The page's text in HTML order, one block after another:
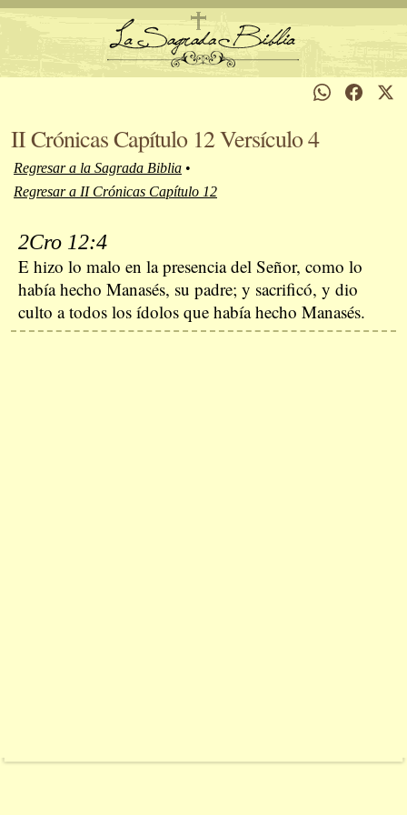
II Crónicas Capítulo 12 Versículo 4
Regresar a la Sagrada Biblia •
Regresar a II Crónicas Capítulo 12
2Cro 12:4
E hizo lo malo en la presencia del Señor, como lo
había hecho Manasés, su padre; y sacrificó, y dio
culto a todos los ídolos que había hecho Manasés.